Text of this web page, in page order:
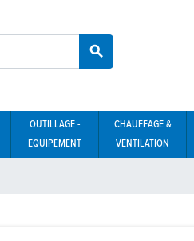

OUTILLAGE -
EQUIPEMENT
CHAUFFAGE &
VENTILATION